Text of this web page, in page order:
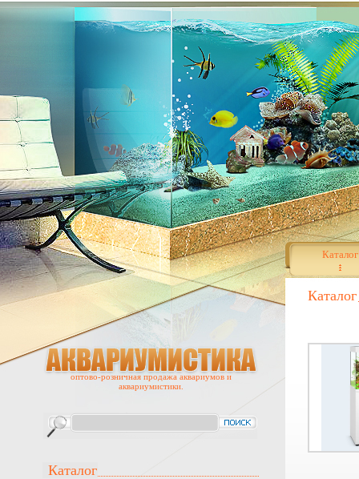
Каталог
Каталог
оптово-розничная продажа аквариумов и
аквариумистики.
Каталог